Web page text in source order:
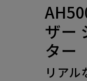
ザー
ター
リアル